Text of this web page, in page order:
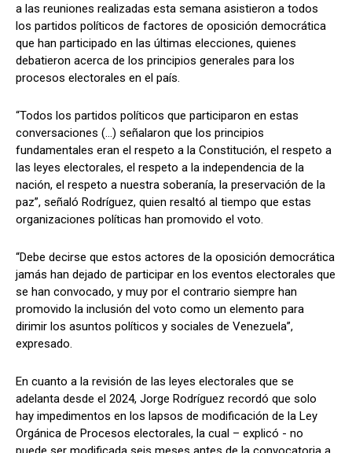
a las reuniones realizadas esta semana asistieron a todos
los partidos políticos de factores de oposición democrática
que han participado en las últimas elecciones, quienes
debatieron acerca de los principios generales para los
procesos electorales en el país.
“Todos los partidos políticos que participaron en estas
conversaciones (…) señalaron que los principios
fundamentales eran el respeto a la Constitución, el respeto a
las leyes electorales, el respeto a la independencia de la
nación, el respeto a nuestra soberanía, la preservación de la
paz”, señaló Rodríguez, quien resaltó al tiempo que estas
organizaciones políticas han promovido el voto.
“Debe decirse que estos actores de la oposición democrática
jamás han dejado de participar en los eventos electorales que
se han convocado, y muy por el contrario siempre han
promovido la inclusión del voto como un elemento para
dirimir los asuntos políticos y sociales de Venezuela”,
expresado.
En cuanto a la revisión de las leyes electorales que se
adelanta desde el 2024, Jorge Rodríguez recordó que solo
hay impedimentos en los lapsos de modificación de la Ley
Orgánica de Procesos electorales, la cual – explicó - no